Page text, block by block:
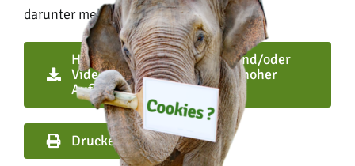
darunter mehrere Food-Trucks.
Hier können Sie sich Fotos und/oder
Videos zum Presseartikel in hoher
Auflösung herunterladen
Drucken